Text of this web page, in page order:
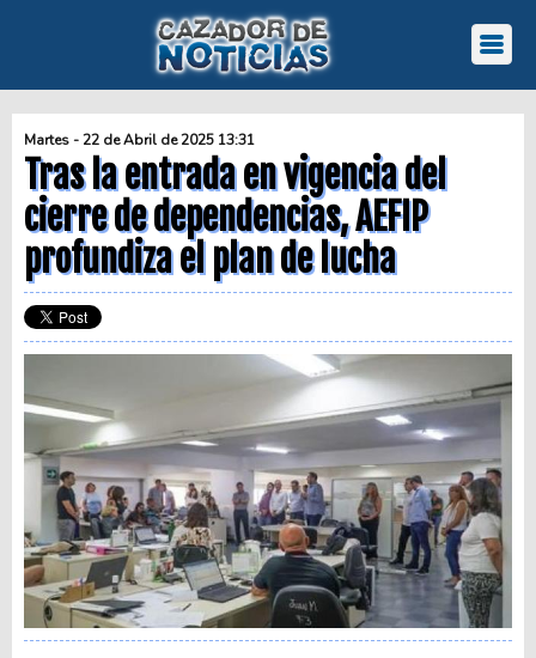
Martes - 22 de Abril de 2025 13:31
Tras la entrada en vigencia del
cierre de dependencias, AEFIP
profundiza el plan de lucha